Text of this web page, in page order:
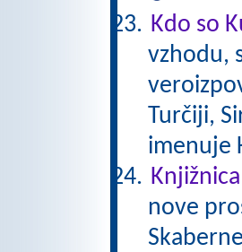
Kdo so
vzhodu,
Turčiji,
imenuje
nove